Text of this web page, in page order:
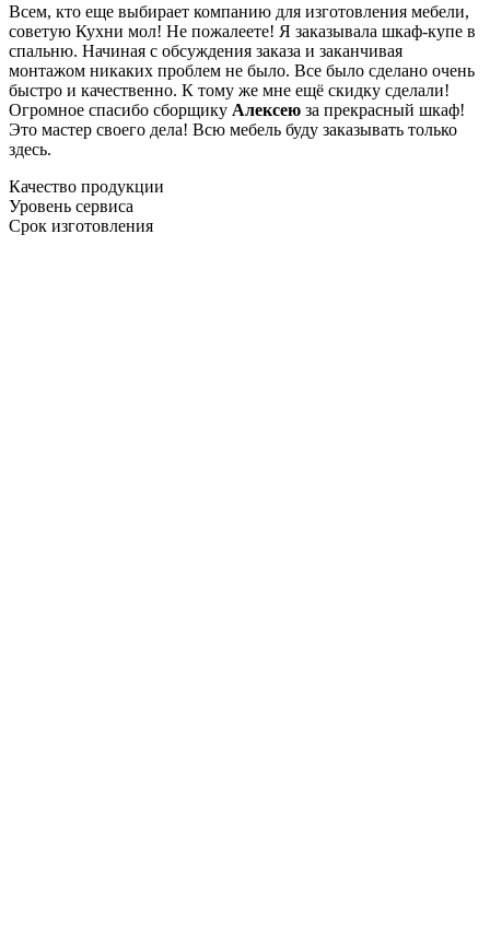
Всем, кто еще выбирает компанию для изготовления мебели,
советую Кухни мол! Не пожалеете! Я заказывала шкаф-купе в
спальню. Начиная с обсуждения заказа и заканчивая
монтажом никаких проблем не было. Все было сделано очень
быстро и качественно. К тому же мне ещё скидку сделали!
Огромное спасибо сборщику Алексею за прекрасный шкаф!
Это мастер своего дела! Всю мебель буду заказывать только
здесь.
Качество продукции
Уровень сервиса
Срок изготовления